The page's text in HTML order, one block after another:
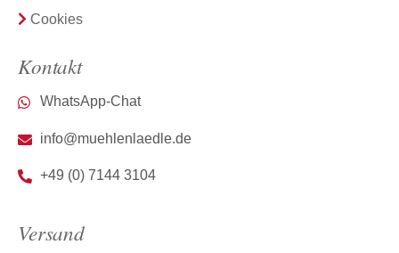
Cookies
Kontakt
WhatsApp-Chat
info@muehlenlaedle.de
+49 (0) 7144 3104
Versand